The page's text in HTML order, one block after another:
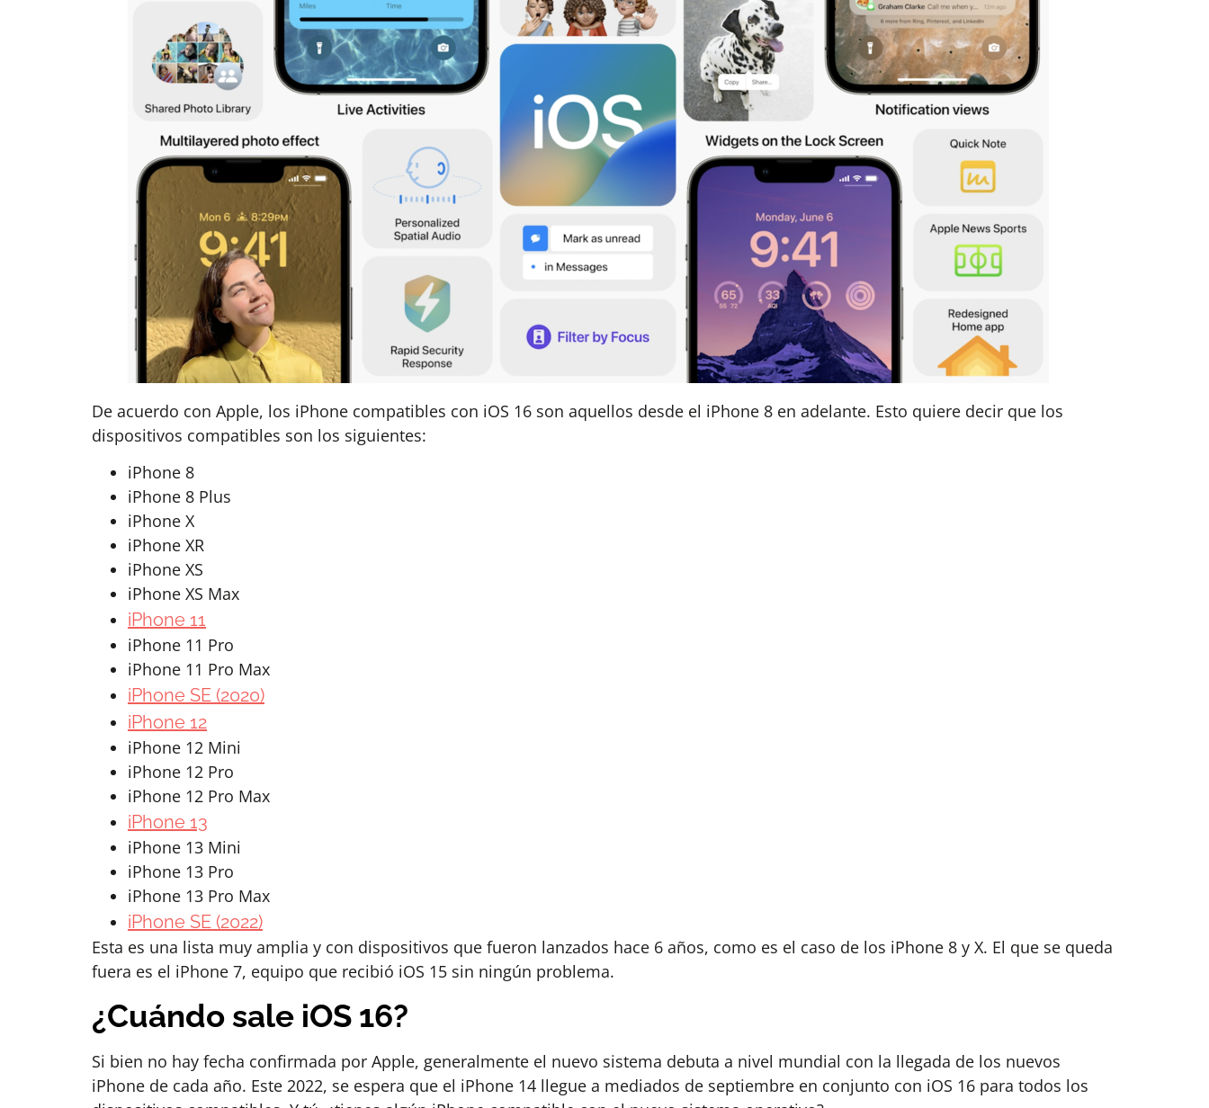
De acuerdo con Apple, los iPhone compatibles con iOS 16 son aquellos desde el iPhone 8 en adelante. Esto quiere decir que los
dispositivos compatibles son los siguientes:
iPhone 8
iPhone 8 Plus
iPhone X
iPhone XR
iPhone XS
iPhone XS Max
iPhone 11
iPhone 11 Pro
iPhone 11 Pro Max
iPhone SE (2020)
iPhone 12
iPhone 12 Mini
iPhone 12 Pro
iPhone 12 Pro Max
iPhone 13
iPhone 13 Mini
iPhone 13 Pro
iPhone 13 Pro Max
iPhone SE (2022)
Esta es una lista muy amplia y con dispositivos que fueron lanzados hace 6 años, como es el caso de los iPhone 8 y X. El que se queda
fuera es el iPhone 7, equipo que recibió iOS 15 sin ningún problema.
¿Cuándo sale iOS 16?
Si bien no hay fecha confirmada por Apple, generalmente el nuevo sistema debuta a nivel mundial con la llegada de los nuevos
iPhone de cada año. Este 2022, se espera que el iPhone 14 llegue a mediados de septiembre en conjunto con iOS 16 para todos los